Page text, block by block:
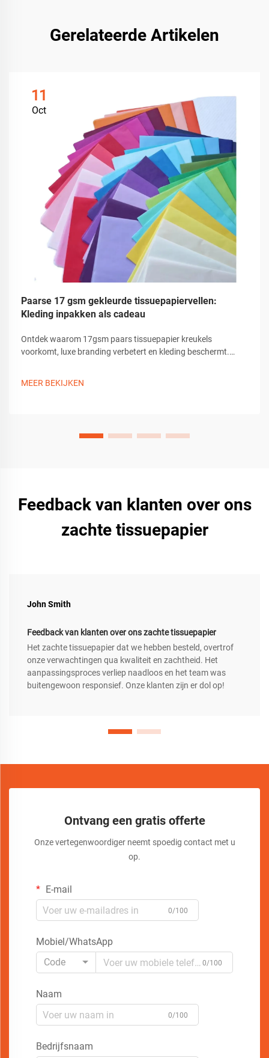
Gerelateerde Artikelen
11
Oct
Paarse 17 gsm gekleurde tissuepapiervellen:
Kleding inpakken als cadeau
Ontdek waarom 17gsm paars tissuepapier kreukels
voorkomt, luxe branding verbetert en kleding beschermt.
MEER BEKIJKEN
Feedback van klanten over ons
zachte tissuepapier
John Smith
Feedback van klanten over ons zachte tissuepapier
Het zachte tissuepapier dat we hebben besteld, overtrof
onze verwachtingen qua kwaliteit en zachtheid. Het
aanpassingsproces verliep naadloos en het team was
buitengewoon responsief. Onze klanten zijn er dol op!
Ontvang een gratis offerte
Onze vertegenwoordiger neemt spoedig contact met u
op.
E-mail
0/100
Mobiel/WhatsApp
Code
0/100
Naam
0/100
Bedrijfsnaam